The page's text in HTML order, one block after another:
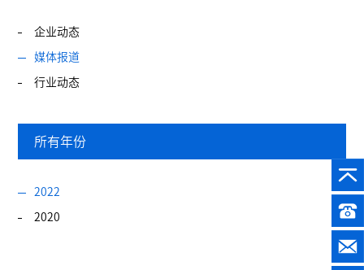
企业动态
媒体报道
行业动态
所有年份
2022
2020